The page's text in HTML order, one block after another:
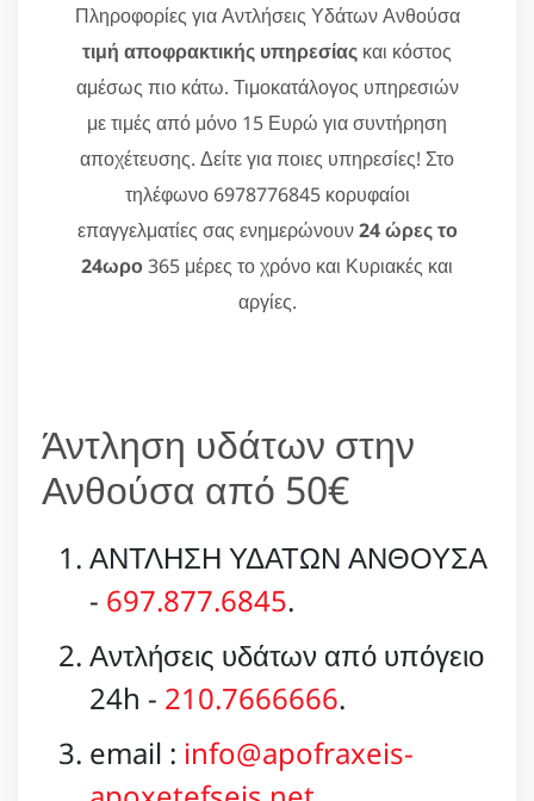
Πληροφορίες για Αντλήσεις Υδάτων Ανθούσα
τιμή αποφρακτικής υπηρεσίας και κόστος
αμέσως πιο κάτω. Τιμοκατάλογος υπηρεσιών
με τιμές από μόνο 15 Ευρώ για συντήρηση
αποχέτευσης. Δείτε για ποιες υπηρεσίες! Στο
τηλέφωνο 6978776845 κορυφαίοι
επαγγελματίες σας ενημερώνουν24 ώρες το
24ωρο365 μέρες το χρόνο και Κυριακές και
αργίες.
Άντληση υδάτων στην
Ανθούσα από 50€
ΑΝΤΛΗΣΗ ΥΔΑΤΩΝ ΑΝΘΟΥΣΑ
- 697.877.6845.
Αντλήσεις υδάτων από υπόγειο
24h - 210.7666666.
email : info@apofraxeis-